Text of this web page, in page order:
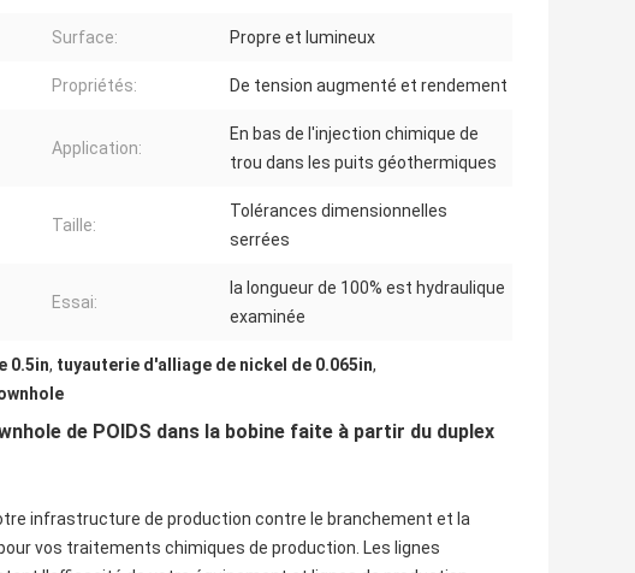
Surface: Propre et lumineux
Propriétés: De tension augmenté et rendement
Application:
En bas de l'injection chimique de
trou dans les puits géothermiques
Taille:
Tolérances dimensionnelles
serrées
Essai:
la longueur de 100% est hydraulique
examinée
0.5in, tuyauterie d'alliage de nickel de 0.065in,
de POIDS dans la bobine faite à partir du duplex
infrastructure de production contre le branchement et la
vos traitements chimiques de production. Les lignes